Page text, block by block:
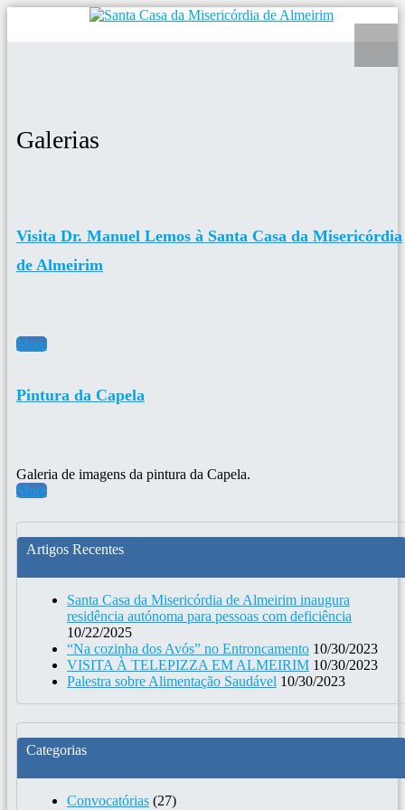
Galerias
Visita Dr. Manuel Lemos à Santa Casa da Misericórdia
de Almeirim
More
Pintura da Capela
Galeria de imagens da pintura da Capela.
More
Artigos Recentes
Santa Casa da Misericórdia de Almeirim inaugura
residência autónoma para pessoas com deficiência
10/22/2025
“Na cozinha dos Avós” no Entroncamento 10/30/2023
VISITA À TELEPIZZA EM ALMEIRIM 10/30/2023
Palestra sobre Alimentação Saudável 10/30/2023
Categorias
Convocatórias (27)